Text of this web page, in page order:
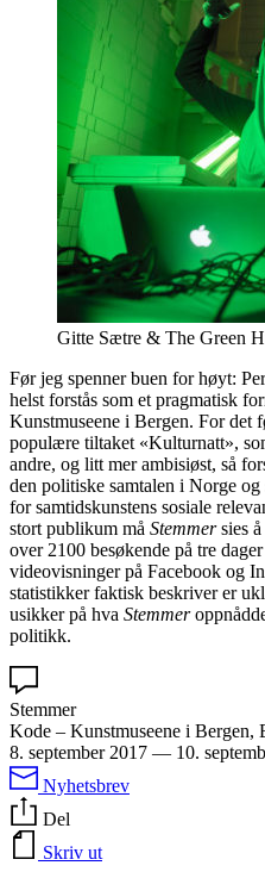
Gitte Sætre & The Green
Før jeg spenner buen for høyt:
helst forstås som et pragmatisk
Kunstmuseene i Bergen. For det
populære tiltaket «Kulturnatt»,
andre, og litt mer ambisiøst, så
den politiske samtalen i Norge
for samtidskunstens sosiale
stort publikum må Stemmersies
over 2100 besøkende på tre
videovisninger på Facebook og
statistikker faktisk beskriver er
usikker på hva Stemmer
politikk.
Stemmer
Kode – Kunstmuseene i Bergen,
8. september 2017 — 10.
Nyhetsbrev
Del
Skriv ut